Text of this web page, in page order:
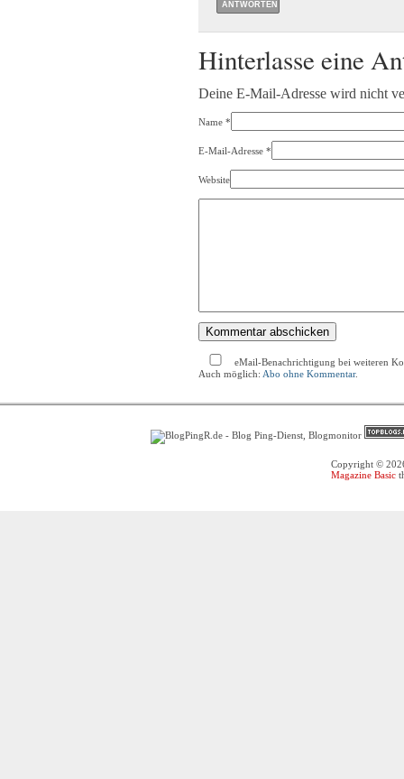
ANTWORTEN
Hinterlasse eine
Deine E-Mail-Adresse wird nicht
Name *
E-Mail-Adresse *
Website
eMail-Benachrichtigung bei weiteren
Auch möglich: Abo ohne Kommentar.
Copyright ©
Magazine Basic